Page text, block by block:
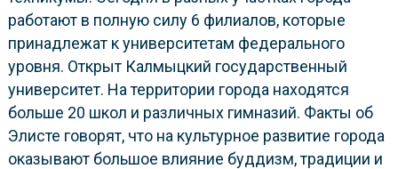
работают в полную силу 6 филиалов, которые
принадлежат к университетам федерального
уровня. Открыт Калмыцкий государственный
университет. На территории города находятся
больше 20 школ и различных гимназий. Факты об
Элисте говорят, что на культурное развитие города
оказывают большое влияние буддизм, традиции и